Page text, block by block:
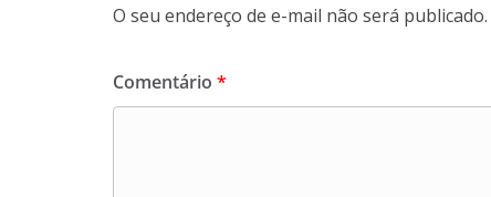
O seu endereço de e-mail não será publicado.
Comentário *